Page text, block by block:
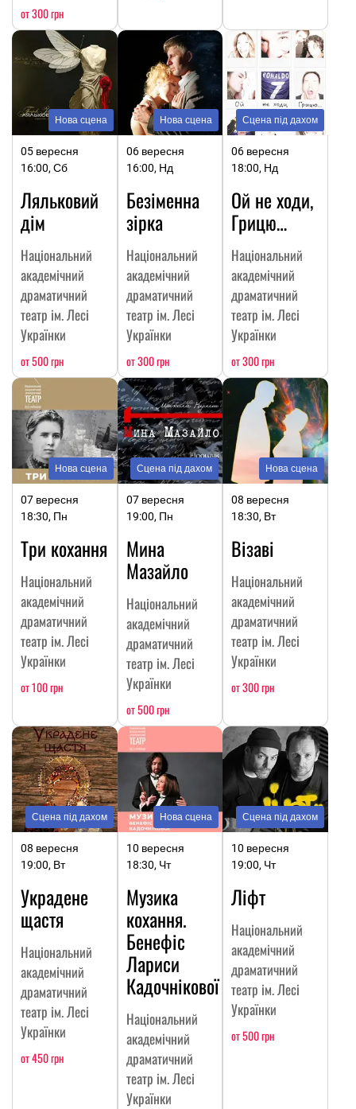
от 300 грн
Нова сцена
05 вересня
16:00, Сб
Ляльковий
дім
Національний
академічний
драматичний
театр ім. Лесі
Українки
от 500 грн
Нова сцена
06 вересня
16:00, Нд
Безіменна
зірка
Національний
академічний
драматичний
театр ім. Лесі
Українки
от 300 грн
Сцена під дахом
06 вересня
18:00, Нд
Ой не ходи,
Грицю…
Національний
академічний
драматичний
театр ім. Лесі
Українки
от 300 грн
Нова сцена
07 вересня
18:30, Пн
Три кохання
Національний
академічний
драматичний
театр ім. Лесі
Українки
от 100 грн
Сцена під дахом
07 вересня
19:00, Пн
Мина
Мазайло
Національний
академічний
драматичний
театр ім. Лесі
Українки
от 500 грн
Нова сцена
08 вересня
18:30, Вт
Візаві
Національний
академічний
драматичний
театр ім. Лесі
Українки
от 300 грн
Сцена під дахом
08 вересня
19:00, Вт
Украдене
щастя
Національний
академічний
драматичний
театр ім. Лесі
Українки
от 450 грн
Нова сцена
10 вересня
18:30, Чт
Музика
кохання.
Бенефіс
Лариси
Кадочнікової
Національний
академічний
драматичний
театр ім. Лесі
Українки
Сцена під дахом
10 вересня
19:00, Чт
Ліфт
Національний
академічний
драматичний
театр ім. Лесі
Українки
от 500 грн